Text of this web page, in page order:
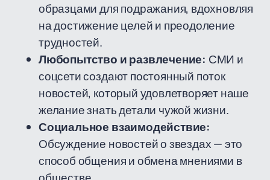
образцами для подражания, вдохновляя
на достижение целей и преодоление
трудностей.
Любопытство и развлечение: СМИ и
соцсети создают постоянный поток
новостей, который удовлетворяет наше
желание знать детали чужой жизни.
Социальное взаимодействие:
Обсуждение новостей о звездах — это
способ общения и обмена мнениями в